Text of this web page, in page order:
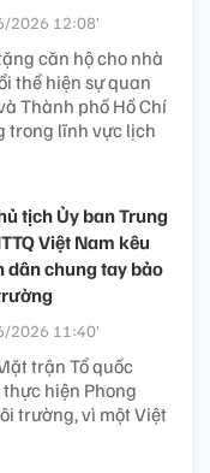
2026 12:08’
căn hộ cho nhà
thể hiện sự quan
Thành phố Hồ Chí
trong lĩnh vực lịch
tịch Ủy ban Trung
Việt Nam kêu
dân chung tay bảo
2026 11:40’
trận Tổ quốc
hiện Phong
trường, vì một Việt